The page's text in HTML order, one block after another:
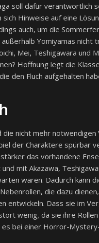
soll dafür verantwortlich
sich Hinweise auf eine
auch, um die
Yomiyamas
Mei, Teshigawara und
Hoffnung legt die
den Fluch aufgehalten
die nicht mehr
der Charaktere spürbar
das vorhandene
mit Akazawa,
waren. Dadurch kann
die dazu
entwickeln. Dass sie im
wenig, da sie ihre
bei einer Horror-